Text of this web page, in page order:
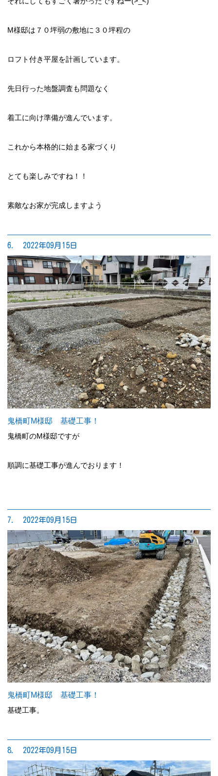
M様邸は７０坪弱の敷地に３０坪程の
ロフト付き平屋を計画しています。
先日行った地盤調査も問題なく
着工に向け準備が進んでいます。
これから本格的に始まる家づくり
とても楽しみですね！！
素敵なお家が完成しますよう
6. 2022年09月15日
鬼橋町M様邸 基礎工事！
鬼橋町のM様邸ですが
順調に基礎工事が進んでおります！
7. 2022年09月15日
鬼橋町M様邸 基礎工事！
基礎工事。
8. 2022年09月15日